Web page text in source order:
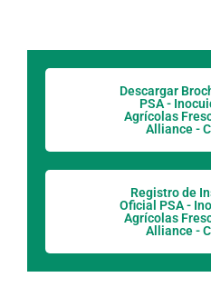
Descargar
PSA -
Agrícolas
Alliance -
Registro de
Oficial PSA -
Agrícolas
Alliance -